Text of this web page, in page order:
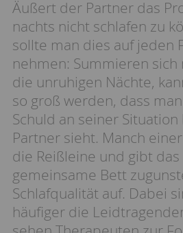
Äußert der Partner das
nachts nicht schlafen zu
sollte man dies auf jeden
nehmen: Summieren sich
die unruhigen Nächte,
so groß werden, dass
Schuld an seiner Situation
Partner sieht. Manch
die Reißleine und gibt das
gemeinsame Bett
Schlafqualität auf. Dabei
häufiger die